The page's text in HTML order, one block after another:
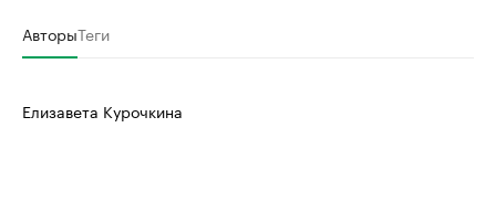
АвторыТеги
Елизавета Курочкина